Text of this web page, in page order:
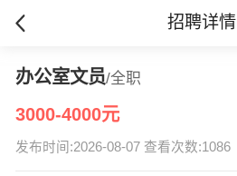
招聘详情
办公室文员/全职
3000-4000元
发布时间:2026-08-07 查看次数:1086